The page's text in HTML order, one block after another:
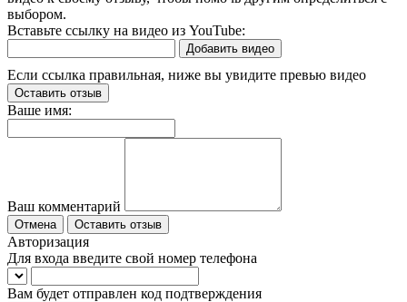
выбором.
Вставьте ссылку на видео из YouTube:
Добавить видео
Если ссылка правильная, ниже вы увидите превью видео
Оставить отзыв
Ваше имя:
Ваш комментарий
Отмена Оставить отзыв
Авторизация
Для входа введите свой номер телефона
Вам будет отправлен код подтверждения